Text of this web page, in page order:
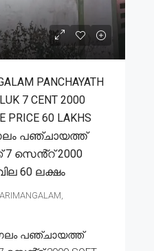
PANCHAYATH
7 CENT 2000
PRICE 60 LAKHS
പഞ്ചായത്ത്
സെൻ്റ് 2000
60 ലക്ഷം
പഞ്ചായത്ത്